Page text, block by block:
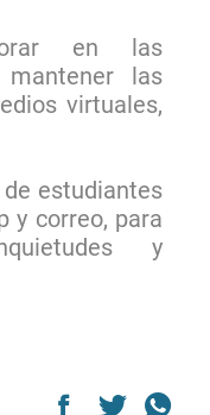
en las
las
virtuales,
estudiantes
y correo, para
y